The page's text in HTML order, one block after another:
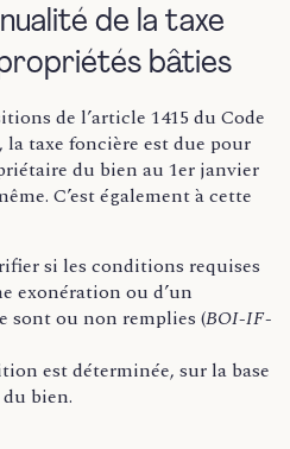
de la taxe
bâties
de l’article 1415 du Code
la taxe foncière est due pour
du bien au 1er janvier
C’est également à cette
si les conditions requises
exonération ou d’un
sont ou non remplies (BOI-IF-
est déterminée, sur la base
du bien.